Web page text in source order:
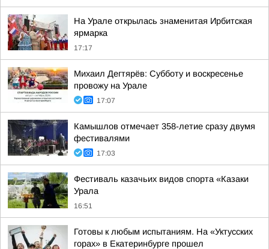
На Урале открылась знаменитая Ирбитская
ярмарка
17:17
Михаил Дегтярёв: Субботу и воскресенье
провожу на Урале
17:07
Камышлов отмечает 358-летие сразу двумя
фестивалями
17:03
Фестиваль казачьих видов спорта «Казаки
Урала
16:51
Готовы к любым испытаниям. На «Уктусских
горах» в Екатеринбурге прошел